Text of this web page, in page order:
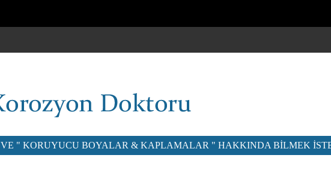
" KORUYUCU BOYALAR & KAPLAMALAR " HAKKINDA BILMEK